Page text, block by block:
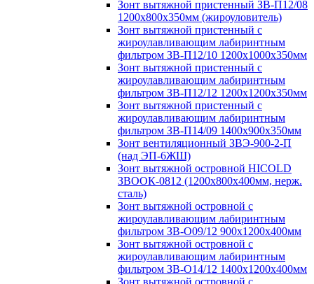
Зонт вытяжной пристенный ЗВ-П12/08
1200х800х350мм (жироуловитель)
Зонт вытяжной пристенный с
жироулавливающим лабиринтным
фильтром ЗВ-П12/10 1200х1000х350мм
Зонт вытяжной пристенный с
жироулавливающим лабиринтным
фильтром ЗВ-П12/12 1200х1200х350мм
Зонт вытяжной пристенный с
жироулавливающим лабиринтным
фильтром ЗВ-П14/09 1400х900х350мм
Зонт вентиляционный ЗВЭ-900-2-П
(над ЭП-6ЖШ)
Зонт вытяжной островной HICOLD
ЗВООК-0812 (1200х800x400мм, нерж.
сталь)
Зонт вытяжной островной с
жироулавливающим лабиринтным
фильтром ЗВ-О09/12 900х1200х400мм
Зонт вытяжной островной с
жироулавливающим лабиринтным
фильтром ЗВ-О14/12 1400х1200х400мм
Зонт вытяжной островной с